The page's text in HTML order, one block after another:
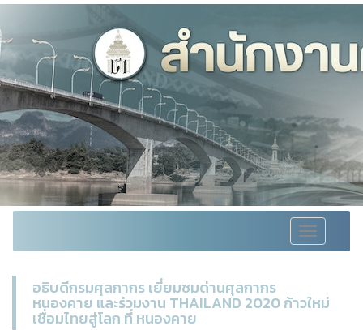
Toggle
navigation
อธิบดีกรมศุลกากร เยี่ยมชมด่านศุลกากร
หนองคาย และร่วมงาน THAILAND 2020 ก้าวใหม่
เชื่อมไทยสู่โลก ที่ หนองคาย